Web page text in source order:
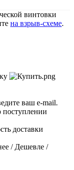
винтовки
на взрыв-схеме.
ваш e-mail.
поступлении
доставки
/ Дешевле /